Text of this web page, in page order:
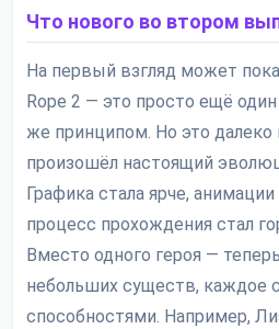
Что нового во втором
На первый взгляд может
Rope 2 — это просто ещё
же принципом. Но это далеко
произошёл настоящий
Графика стала ярче,
процесс прохождения стал
Вместо одного героя —
небольших существ, каждое
способностями. Например,